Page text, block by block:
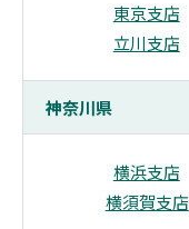
東京支店
立川支店
神奈川県
横浜支店
横須賀支店